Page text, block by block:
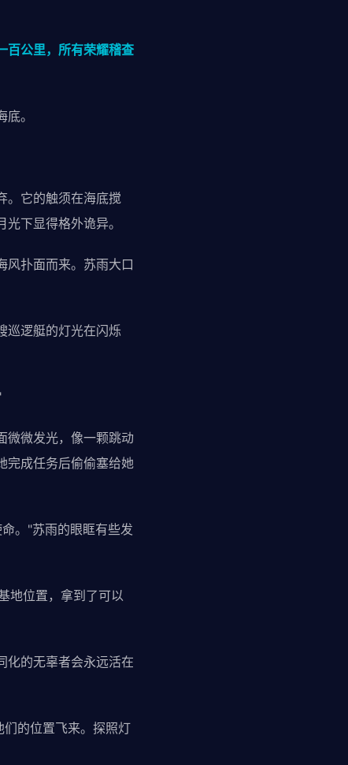
百公里，所有荣耀稽查
。
它的触须在海底搅
下显得格外诡异。
扑面而来。苏雨大口
逻艇的灯光在闪烁
微发光，像一颗跳动
完成任务后偷偷塞给她
。"苏雨的眼眶有些发
地位置，拿到了可以
的无辜者会永远活在
的位置飞来。探照灯